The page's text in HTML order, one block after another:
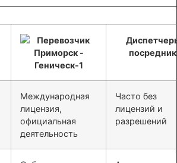
Международная
лицензия,
официальная
деятельность
Часто без
лицензий и
разрешений